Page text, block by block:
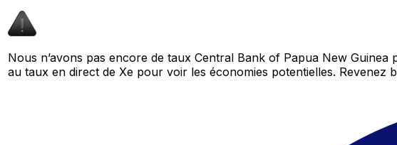
Nous n’avons pas encore de taux Central Bank of Papua New
au taux en direct de Xe pour voir les économies potentielles.